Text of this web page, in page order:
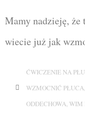
Mamy nadzieję, że
wiecie już jak
ĆWICZENIE NA
WZMOCNIĆ PŁUCA,
ODDECHOWA,WIM